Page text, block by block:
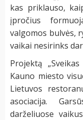
kas priklauso,
įpročius
valgomos bulvės,
vaikai nesirinks
Projektą
Kauno miesto
Lietuvos
asociacija.
darželiuose